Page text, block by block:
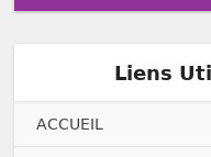
Liens
ACCUEIL